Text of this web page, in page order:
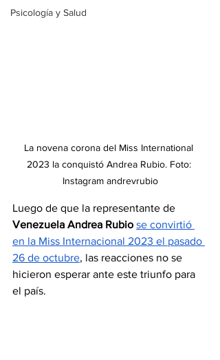
Psicología y Salud
La novena corona del Miss International
2023 la conquistó Andrea Rubio. Foto:
Instagram andrevrubio
Luego de que la representante de
Venezuela Andrea Rubio se convirtió
en la Miss Internacional 2023 el pasado
26 de octubre, las reacciones no se
hicieron esperar ante este triunfo para
el país.